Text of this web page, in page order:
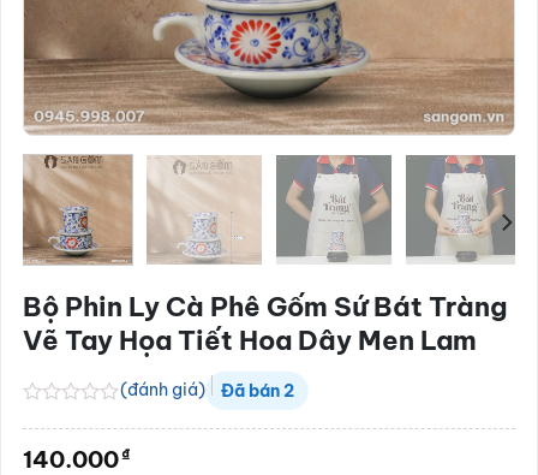
Bộ Phin Ly Cà Phê Gốm Sứ Bát Tràng
Vẽ Tay Họa Tiết Hoa Dây Men Lam
hạng
(đánh giá) Đã bán2
140.000₫